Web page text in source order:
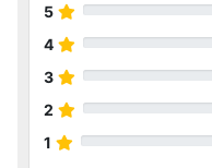
5
4
3
2
1